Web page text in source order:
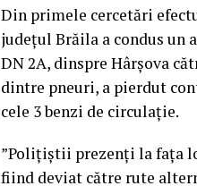
Din primele cercetări
județul Brăila a condus un
DN 2A, dinspre Hârșova
dintre pneuri, a pierdut
cele 3 benzi de circulație.
”Polițiștii prezenți la fața
fiind deviat către rute